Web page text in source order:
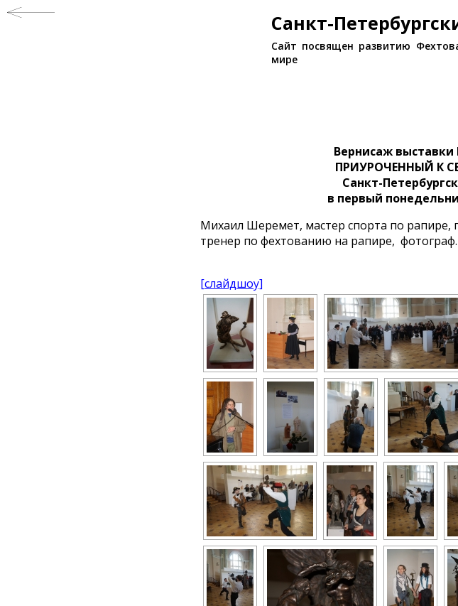
Санкт-
Сайт посвящен развитию
мире
Вернисаж выставки
ПРИУРОЧЕННЫЙ К
Санкт-
в первый
Михаил Шеремет, мастер спорта по рапире,
тренер по фехтованию на рапире, фотограф.
[слайдшоу]